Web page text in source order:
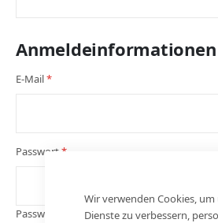
Wir verwenden Cookies, um
Dienste zu verbessern,
Anmeldeinformationen
E-Mail
Passwort
Passwortstärke:Kein Passwort